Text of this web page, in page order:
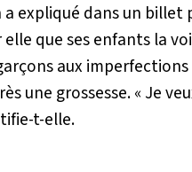
expliqué dans un billet
que ses enfants la
aux imperfections
une grossesse. « Je
t-elle.